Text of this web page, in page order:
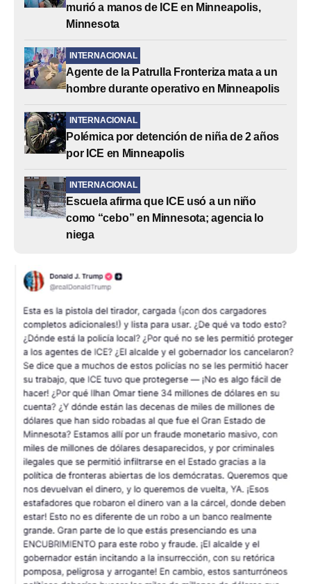
murió a manos de ICE en Minneapolis,
Minnesota
INTERNACIONAL
Agente de la Patrulla Fronteriza mata a un
hombre durante operativo en Minneapolis
INTERNACIONAL
Polémica por detención de niña de 2 años
por ICE en Minneapolis
INTERNACIONAL
Escuela afirma que ICE usó a un niño
como “cebo” en Minnesota; agencia lo
niega